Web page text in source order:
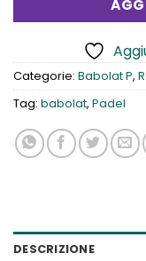
Categorie: Babolat P,
Tag: babolat, Padel
DESCRIZIONE